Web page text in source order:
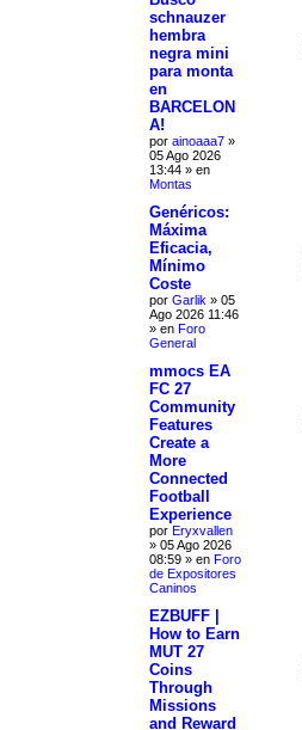
schnauzer
hembra
negra mini
para monta
en
BARCELON
A!
por ainoaaa7 »
05 Ago 2026
13:44 » en
Montas
Genéricos:
Máxima
Eficacia,
Mínimo
Coste
por Garlik » 05
Ago 2026 11:46
» en Foro
General
mmocs EA
FC 27
Community
Features
Create a
More
Connected
Football
Experience
por Eryxvallen
» 05 Ago 2026
08:59 » en Foro
de Expositores
Caninos
EZBUFF |
How to Earn
MUT 27
Coins
Through
Missions
and Reward